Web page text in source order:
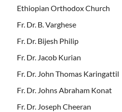
Ethiopian Orthodox Church
Fr. Dr. B. Varghese
Fr. Dr. Bijesh Philip
Fr. Dr. Jacob Kurian
Fr. Dr. John Thomas Karingattil
Fr. Dr. Johns Abraham Konat
Fr. Dr. Joseph Cheeran